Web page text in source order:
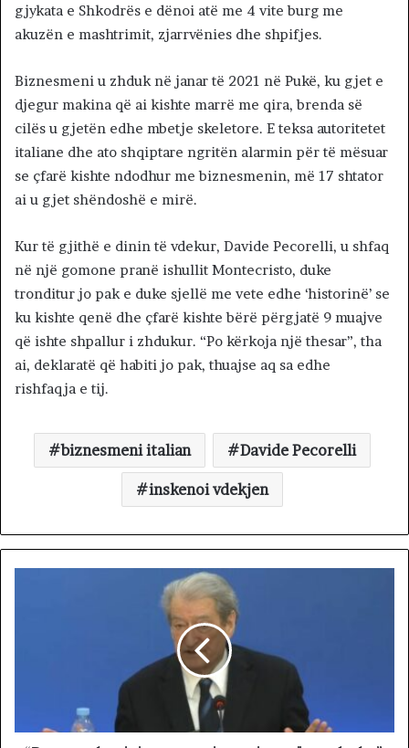
gjykata e Shkodrës e dënoi atë me 4 vite burg me
akuzën e mashtrimit, zjarrvënies dhe shpifjes.
Biznesmeni u zhduk në janar të 2021 në Pukë, ku gjet e
djegur makina që ai kishte marrë me qira, brenda së
cilës u gjetën edhe mbetje skeletore. E teksa autoritetet
italiane dhe ato shqiptare ngritën alarmin për të mësuar
se çfarë kishte ndodhur me biznesmenin, më 17 shtator
ai u gjet shëndoshë e mirë.
Kur të gjithë e dinin të vdekur, Davide Pecorelli, u shfaq
në një gomone pranë ishullit Montecristo, duke
tronditur jo pak e duke sjellë me vete edhe ‘historinë’ se
ku kishte qenë dhe çfarë kishte bërë përgjatë 9 muajve
që ishte shpallur i zhdukur. “Po kërkoja një thesar”, tha
ai, deklaratë që habiti jo pak, thuajse aq sa edhe
rishfaqja e tij.
biznesmeni italian Davide Pecorelli
inskenoi vdekjen